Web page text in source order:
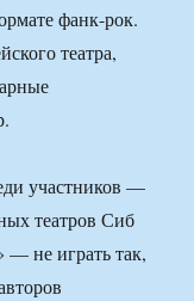
фанк-рок.
театра,
участников —
театров Сиб
— не играть так,